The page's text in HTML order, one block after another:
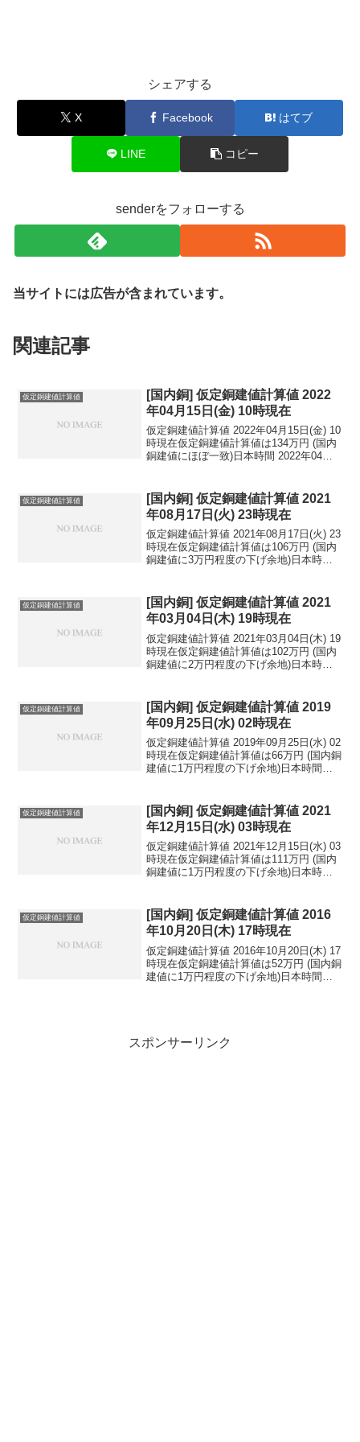
シェアする
X Facebook はてブ
LINE コピー
senderをフォローする
当サイトには広告が含まれています。
関連記事
仮定銅建値計算値
[国内銅] 仮定銅建値計算値 2022
年04月15日(金) 10時現在
仮定銅建値計算値 2022年04月15日(金) 10
時現在仮定銅建値計算値は134万円 (国内
銅建値にほぼ一致)日本時間 2022年04月
円...
仮定銅建値計算値
[国内銅] 仮定銅建値計算値 2021
年08月17日(火) 23時現在
仮定銅建値計算値 2021年08月17日(火) 23
時現在仮定銅建値計算値は106万円 (国内
銅建値に3万円程度の下げ余地)日本時間
民元：...
仮定銅建値計算値
[国内銅] 仮定銅建値計算値 2021
年03月04日(木) 19時現在
仮定銅建値計算値 2021年03月04日(木) 19
時現在仮定銅建値計算値は102万円 (国内
銅建値に2万円程度の下げ余地)日本時間
民元：...
仮定銅建値計算値
[国内銅] 仮定銅建値計算値 2019
年09月25日(水) 02時現在
仮定銅建値計算値 2019年09月25日(水) 02
時現在仮定銅建値計算値は66万円 (国内銅
建値に1万円程度の下げ余地)日本時間
民元：1...
仮定銅建値計算値
[国内銅] 仮定銅建値計算値 2021
年12月15日(水) 03時現在
仮定銅建値計算値 2021年12月15日(水) 03
時現在仮定銅建値計算値は111万円 (国内
銅建値に1万円程度の下げ余地)日本時間
民元：...
仮定銅建値計算値
[国内銅] 仮定銅建値計算値 2016
年10月20日(木) 17時現在
仮定銅建値計算値 2016年10月20日(木) 17
時現在仮定銅建値計算値は52万円 (国内銅
建値に1万円程度の下げ余地)日本時間
スポンサーリンク